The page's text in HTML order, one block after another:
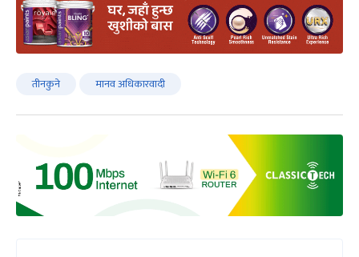
तीनकुने मानव अधिकारवादी